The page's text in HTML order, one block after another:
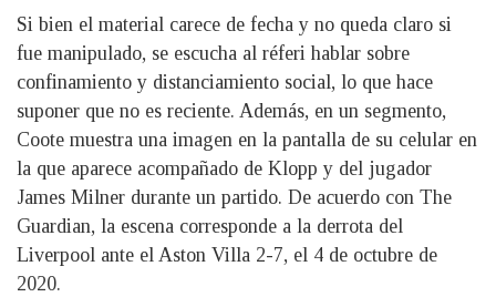
Si bien el material carece de fecha y no queda claro si
fue manipulado, se escucha al réferi hablar sobre
confinamiento y distanciamiento social, lo que hace
suponer que no es reciente. Además, en un segmento,
Coote muestra una imagen en la pantalla de su celular en
la que aparece acompañado de Klopp y del jugador
James Milner durante un partido. De acuerdo con The
Guardian, la escena corresponde a la derrota del
Liverpool ante el Aston Villa 2-7, el 4 de octubre de
2020.